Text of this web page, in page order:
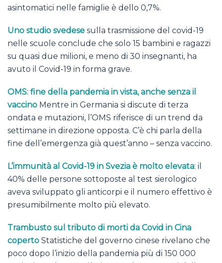
asintomatici nelle famiglie è dello 0,7%.
Uno studio svedese sulla trasmissione del covid-19
nelle scuole conclude che solo 15 bambini e ragazzi
su quasi due milioni, e meno di 30 insegnanti, ha
avuto il Covid-19 in forma grave.
OMS: fine della pandemia in vista, anche senza il
vaccino Mentre in Germania si discute di terza
ondata e mutazioni, l’OMS riferisce di un trend da
settimane in direzione opposta. C’è chi parla della
fine dell’emergenza già quest’anno – senza vaccino.
L’immunità al Covid-19 in Svezia è molto elevata: il
40% delle persone sottoposte al test sierologico
aveva sviluppato gli anticorpi e il numero effettivo è
presumibilmente molto più elevato.
Trambusto sul tributo di morti da Covid in Cina
coperto Statistiche del governo cinese rivelano che
poco dopo l’inizio della pandemia più di 150 000